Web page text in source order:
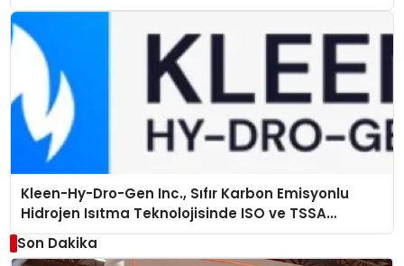
Kleen-Hy-Dro-Gen Inc., Sıfır Karbon Emisyonlu
Hidrojen Isıtma Teknolojisinde ISO ve TSSA
Düzenleyici Onaylarını Aldı
Son Dakika